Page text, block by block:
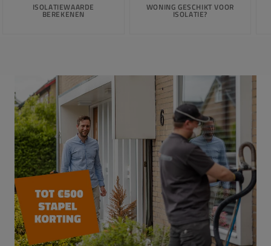
ISOLATIEWAARDE
BEREKENEN
WONING GESCHIKT VOOR
ISOLATIE?